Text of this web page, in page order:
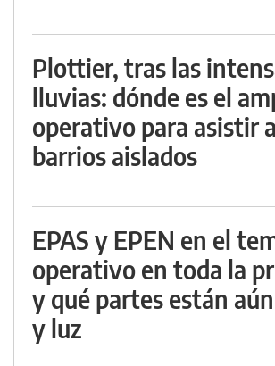
Plottier, tras las
lluvias: dónde es el
operativo para asistir
barrios aislados
EPAS y EPEN en el
operativo en toda la
y qué partes están
y luz